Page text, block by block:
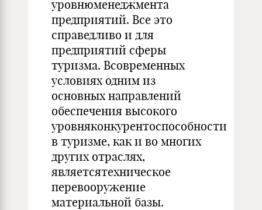
уровнюменеджмента
предприятий. Все это
справедливо и для
предприятий сферы
туризма. Всовременных
условиях одним из
основных направлений
обеспечения высокого
уровняконкурентоспособности
в туризме, как и во многих
других отраслях,
являетсятехническое
перевооружение
материальной базы.